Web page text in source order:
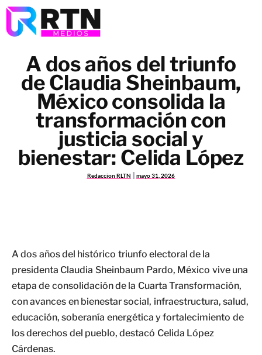
A dos años del triunfo
de Claudia Sheinbaum,
México consolida la
transformación con
justicia social y
bienestar: Celida López
Redaccion RLTN mayo 31, 2026
A dos años del histórico triunfo electoral de la
presidenta Claudia Sheinbaum Pardo, México vive una
etapa de consolidación de la Cuarta Transformación,
con avances en bienestar social, infraestructura, salud,
educación, soberanía energética y fortalecimiento de
los derechos del pueblo, destacó Celida López
Cárdenas.